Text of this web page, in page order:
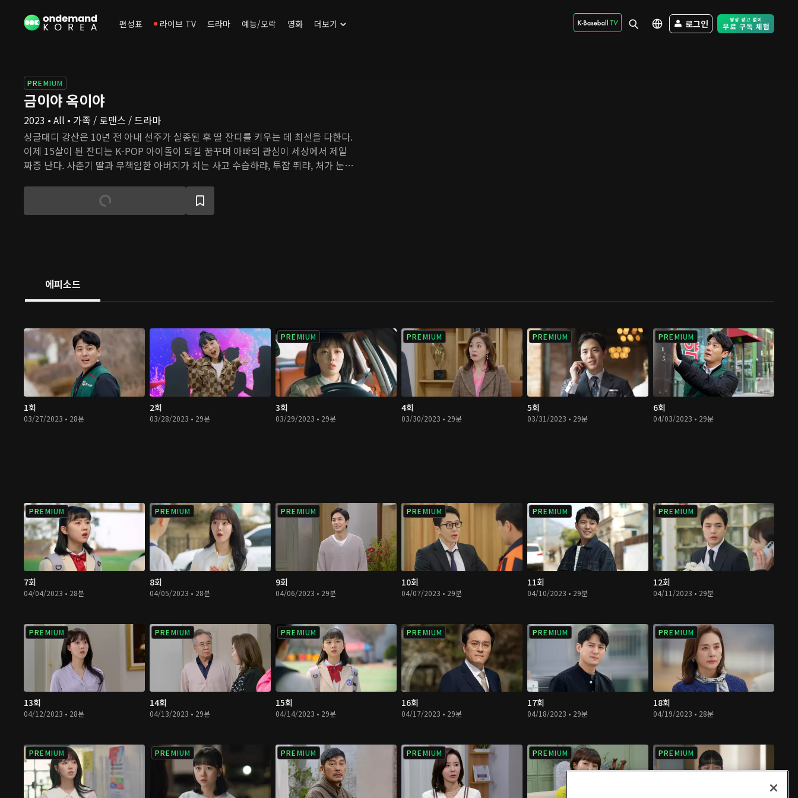
편성표 라이브 TV 드라마 예능/오락 영화 더보기 로그인 Free Trial -
PREMIUM
금이야 옥이야
2023 • All • 가족 / 로맨스 / 드라마
싱글대디 강산은 10년 전 아내 선주가 실종된 후 딸 잔디를 키우는 데 최선을 다한다.
이제 15살이 된 잔디는 K-POP 아이돌이 되길 꿈꾸며 아빠의 관심이 세상에서 제일
짜증 난다. 사춘기 딸과 무책임한 아버지가 치는 사고 수습하랴, 투잡 뛰랴, 처가 눈치
업 집안의 딸 미래는 친부에게 버려지고 입양된 아픔이 있고, 자신처럼 상처받은 아이
들의 치유를 돕고 싶다는 꿈을 품고 있다. 그 꿈을 실현하는 첫발을 내딛는 시기, 운명
에피소드
1회
03/27/2023 • 28분
2회
03/28/2023 • 29분
PREMIUM
3회
03/29/2023 • 29분
PREMIUM
4회
03/30/2023 • 29분
PREMIUM
5회
03/31/2023 • 29분
PREMIUM
6회
04/03/2023 • 29분
PREMIUM
7회
04/04/2023 • 28분
PREMIUM
8회
04/05/2023 • 28분
PREMIUM
9회
04/06/2023 • 29분
PREMIUM
10회
04/07/2023 • 29분
PREMIUM
11회
04/10/2023 • 29분
PREMIUM
12회
04/11/2023 • 29분
PREMIUM
13회
04/12/2023 • 28분
PREMIUM
14회
04/13/2023 • 29분
PREMIUM
15회
04/14/2023 • 29분
PREMIUM
16회
04/17/2023 • 29분
PREMIUM
17회
04/18/2023 • 29분
PREMIUM
18회
04/19/2023 • 28분
PREMIUM PREMIUM PREMIUM PREMIUM PREMIUM PREMIUM